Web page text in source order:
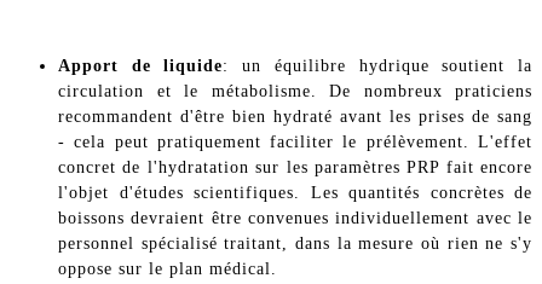
Apport de liquide: un équilibre hydrique soutient la
circulation et le métabolisme. De nombreux praticiens
recommandent d'être bien hydraté avant les prises de sang
- cela peut pratiquement faciliter le prélèvement. L'effet
concret de l'hydratation sur les paramètres PRP fait encore
l'objet d'études scientifiques. Les quantités concrètes de
boissons devraient être convenues individuellement avec le
personnel spécialisé traitant, dans la mesure où rien ne s'y
oppose sur le plan médical.